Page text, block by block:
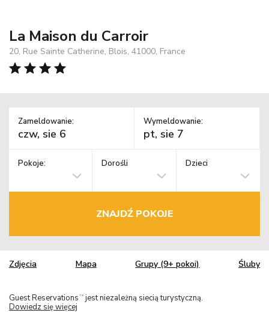
La Maison du Carroir
20, Rue Sainte Catherine, Blois, 41000, France
Zameldowanie: Wymeldowanie:
Pokoje: Dorośli Dzieci
ZNAJDŹ POKOJE
Zdjęcia Mapa Grupy (9+ pokoi) Śluby
Guest Reservations TM jest niezależną siecią turystyczną.
Dowiedz się więcej